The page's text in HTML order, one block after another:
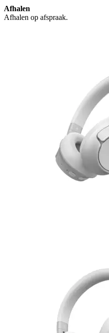
Afhalen
Afhalen op afspraak.